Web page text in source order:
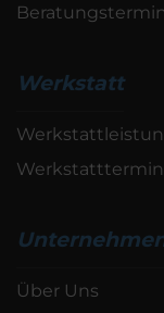
Beratungstermin
Werkstatt
Werkstatttermin
Über Uns